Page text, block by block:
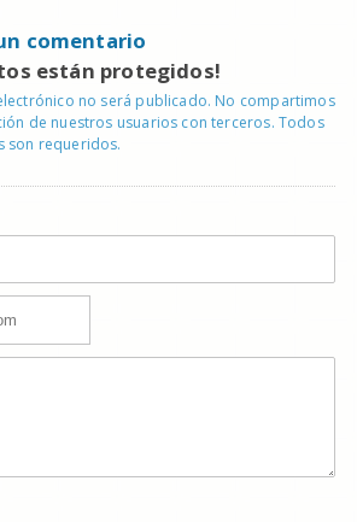
comentario
están protegidos!
no será publicado. No compartimos
de nuestros usuarios con terceros. Todos
son requeridos.